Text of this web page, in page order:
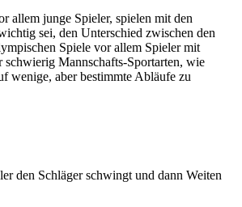
allem junge Spieler, spielen mit den
sei, den Unterschied zwischen den
Spiele vor allem Spieler mit
Mannschafts-Sportarten, wie
wenige, aber bestimmte Abläufe zu
den Schläger schwingt und dann Weiten